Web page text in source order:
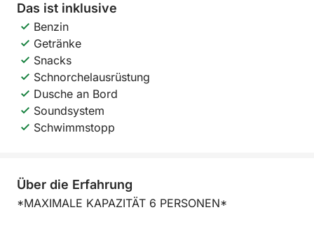
Das ist inklusive
Benzin
Getränke
Snacks
Schnorchelausrüstung
Dusche an Bord
Soundsystem
Schwimmstopp
Über die Erfahrung
*MAXIMALE KAPAZITÄT 6 PERSONEN*